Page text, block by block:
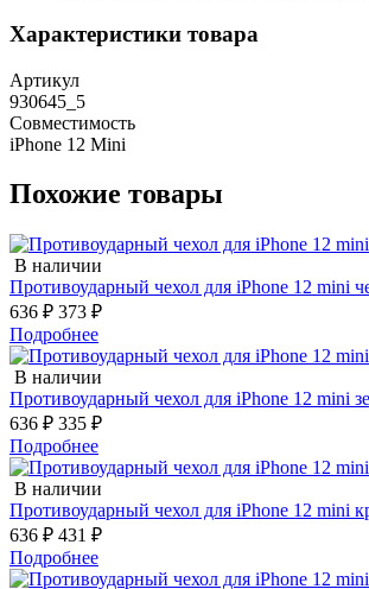
Характеристики товара
Артикул
930645_5
Совместимость
iPhone 12 Mini
Похожие товары
В наличии
Противоударный чехол для iPhone 12 mini
636 ₽ 373 ₽
Подробнее
В наличии
Противоударный чехол для iPhone 12 mini
636 ₽ 335 ₽
Подробнее
В наличии
Противоударный чехол для iPhone 12 mini
636 ₽ 431 ₽
Подробнее